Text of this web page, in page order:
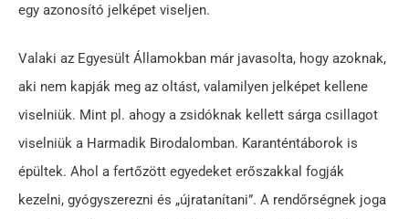
egy azonosító jelképet viseljen.
Valaki az Egyesült Államokban már javasolta, hogy azoknak,
aki nem kapják meg az oltást, valamilyen jelképet kellene
viselniük. Mint pl. ahogy a zsidóknak kellett sárga csillagot
viselniük a Harmadik Birodalomban. Karanténtáborok is
épültek. Ahol a fertőzött egyedeket erőszakkal fogják
kezelni, gyógyszerezni és „újratanítani”. A rendőrségnek joga